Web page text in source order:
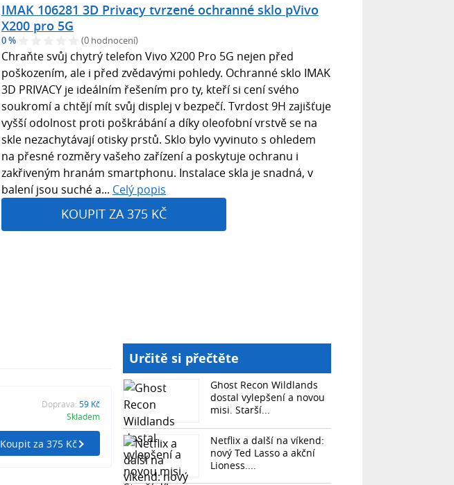
IMAK 106281 3D Privacy tvrzené ochranné sklo pVivo
X200 pro 5G
0 % (0 hodnocení)
Chraňte svůj chytrý telefon Vivo X200 Pro 5G nejen před
poškozením, ale i před zvědavými pohledy. Ochranné sklo IMAK
3D PRIVACY je ideálním řešením pro ty, kteří si cení svého
soukromí a chtějí mít svůj displej v bezpečí. Tvrdost 9H zajišťuje
vyšší odolnost proti poškrábání a díky oleofobní vrstvě se na
skle nezachytávají otisky prstů. Sklo bylo vyvinuto s ohledem
na přesné rozměry vašeho zařízení a poskytuje ochranu i
zakřiveným hranám smartphonu. Instalace skla je snadná, v
balení jsou suché a... Celý popis
KOUPIT ZA 375 KČ
Doprava: 59 Kč
Skladem
Koupit za 375 Kč
Určitě si přečtěte
Ghost Recon Wildlands
dostal vylepšení a novou
misi. Starší...
Netflix a další na víkend:
nový Ted Lasso a akční
Lioness....